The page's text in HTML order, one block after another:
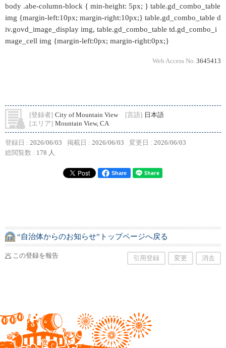
body .abe-column-block { min-height: 5px; } table.gd_combo_table
img {margin-left:10px; margin-right:10px;} table.gd_combo_table d
iv.govd_image_display img, table.gd_combo_table td.gd_combo_i
mage_cell img {margin-left:0px; margin-right:0px;}
Web Access No. 3645413
[登録者] City of Mountain View [言語] 日本語
[エリア] Mountain View, CA
登録日 : 2026/06/03 掲載日 : 2026/06/03 変更日 : 2026/06/03
総閲覧数 : 178 人
Share
“自治体からのお知らせ”トップページへ戻る
この登録を報告 引用登録 変更 消去